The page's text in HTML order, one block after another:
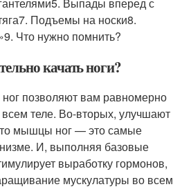
Выпады вперед с
Подъемы на носки8.
Что нужно помнить?
качать ноги?
позволяют вам равномерно
теле. Во-вторых, улучшают
мышцы ног — это самые
И, выполняя базовые
выработку гормонов,
мускулатуры во всем